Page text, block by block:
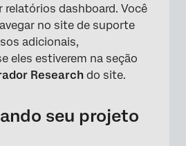
relatórios dashboard. Você
no site de suporte
adicionais,
eles estiverem na seção
Research do site.
seu projeto